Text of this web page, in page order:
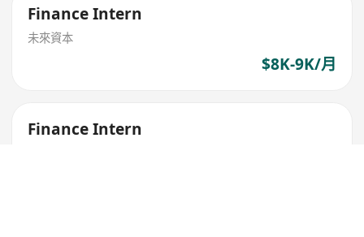
Finance Intern
未來資本
$8K-9K/月
Finance Intern